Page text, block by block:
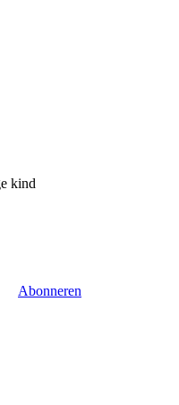
kind
Abonneren